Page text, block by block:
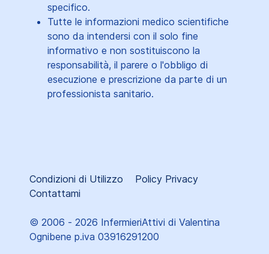
specifico.
Tutte le informazioni medico scientifiche
sono da intendersi con il solo fine
informativo e non sostituiscono la
responsabilità, il parere o l'obbligo di
esecuzione e prescrizione da parte di un
professionista sanitario.
Condizioni di Utilizzo
Policy Privacy
Contattami
© 2006 - 2026 InfermieriAttivi di Valentina
Ognibene p.iva 03916291200